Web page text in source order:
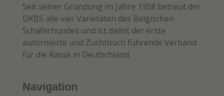
Seit seiner Gründung im Jahre 1958 betreut der
DKBS alle vier Varietäten des Belgischen
Schäferhundes und ist damit der erste
autorisierte und Zuchtbuch führende Verband
für die Rasse in Deutschland.
Navigation